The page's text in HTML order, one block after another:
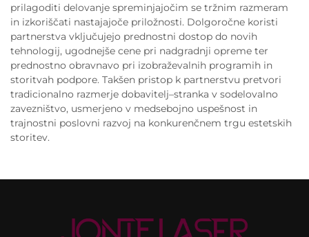
prilagoditi delovanje spreminjajočim se tržnim razmeram
in izkoriščati nastajajoče priložnosti. Dolgoročne koristi
partnerstva vključujejo prednostni dostop do novih
tehnologij, ugodnejše cene pri nadgradnji opreme ter
prednostno obravnavo pri izobraževalnih programih in
storitvah podpore. Takšen pristop k partnerstvu pretvori
tradicionalno razmerje dobavitelj–stranka v sodelovalno
zavezništvo, usmerjeno v medsebojno uspešnost in
trajnostni poslovni razvoj na konkurenčnem trgu estetskih
storitev.